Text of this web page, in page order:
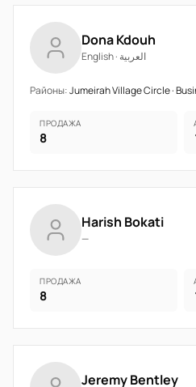
Dona Kdouh
English · العربية
Районы:Jumeirah Village Circle ·
ПРОДАЖА
8
Harish Bokati
—
ПРОДАЖА
8
Jeremy Bentley